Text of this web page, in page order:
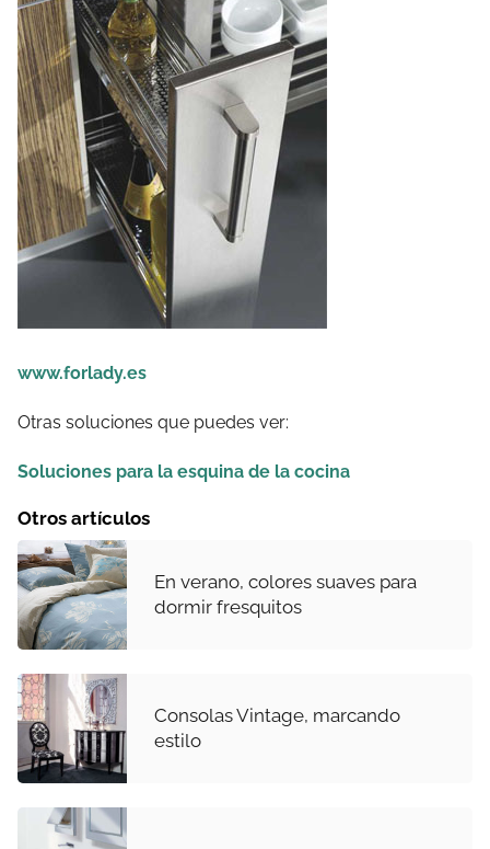
www.forlady.es
Otras soluciones que puedes ver:
Soluciones para la esquina de la cocina
Otros artículos
En verano, colores suaves para
dormir fresquitos
Consolas Vintage, marcando
estilo